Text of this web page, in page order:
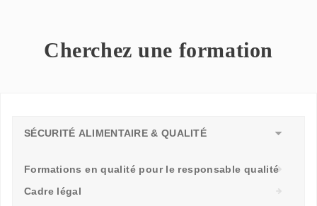
Cherchez une formation
SÉCURITÉ ALIMENTAIRE & QUALITÉ
Formations en qualité pour le responsable qualité
Cadre légal